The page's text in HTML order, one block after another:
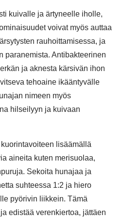
kuivalle ja ärtyneelle iholle,
voivat myös auttaa
rauhoittamisessa, ja
paranemista. Antibakteerinen
ja aknesta kärsivän ihon
tehoaine ikääntyvälle
nimeen myös
hilseilyyn ja kuivaan
lisäämällä
aineita kuten merisuolaa,
Sekoita hunajaa ja
suhteessa 1:2 ja hiero
pyörivin liikkein. Tämä
edistää verenkiertoa, jättäen